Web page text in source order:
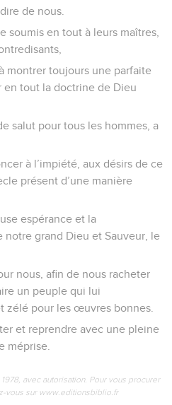
de nous.
soumis en tout à leurs maîtres,
montrer toujours une parfaite
tout la doctrine de Dieu
salut pour tous les hommes, a
à l’impiété, aux désirs de ce
présent d’une manière
espérance et la
notre grand Dieu et Sauveur, le
nous, afin de nous racheter
un peuple qui lui
zélé pour les œuvres bonnes.
et reprendre avec une pleine
méprise.
avec autorisation. Pour vous procurer
vous sur www.editionsbiblio.fr